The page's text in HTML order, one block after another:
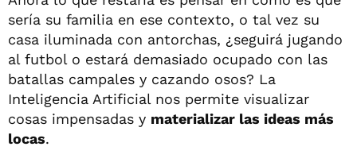
sería su familia en ese contexto, o tal vez su
casa iluminada con antorchas, ¿seguirá jugando
al futbol o estará demasiado ocupado con las
batallas campales y cazando osos? La
Inteligencia Artificial nos permite visualizar
cosas impensadas y materializar las ideas más
locas.